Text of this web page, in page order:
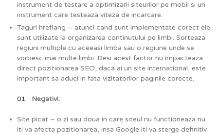
instrument de testare a optimizarii siteurilor pe mobil si un
instrument care testeaza viteza de incarcare.
Taguri hreflang – atunci cand sunt implementate corect ele
sunt utilizate la organizarea continutului pe limbi. Sorteaza
regiuni multiple cu aceeasi limba sau o regiune unde se
vorbesc mai multe limbi. Desi acest factor nu impacteaza
direct pozitionarea SEO, daca ai un site international, este
important sa aduci in fata vizitatorilor paginile corecte.
Negativi:
Site picat – o zi sau doua in care siteul nu functioneaza nu
iti va afecta pozitionarea, insa Google iti va sterge definitiv